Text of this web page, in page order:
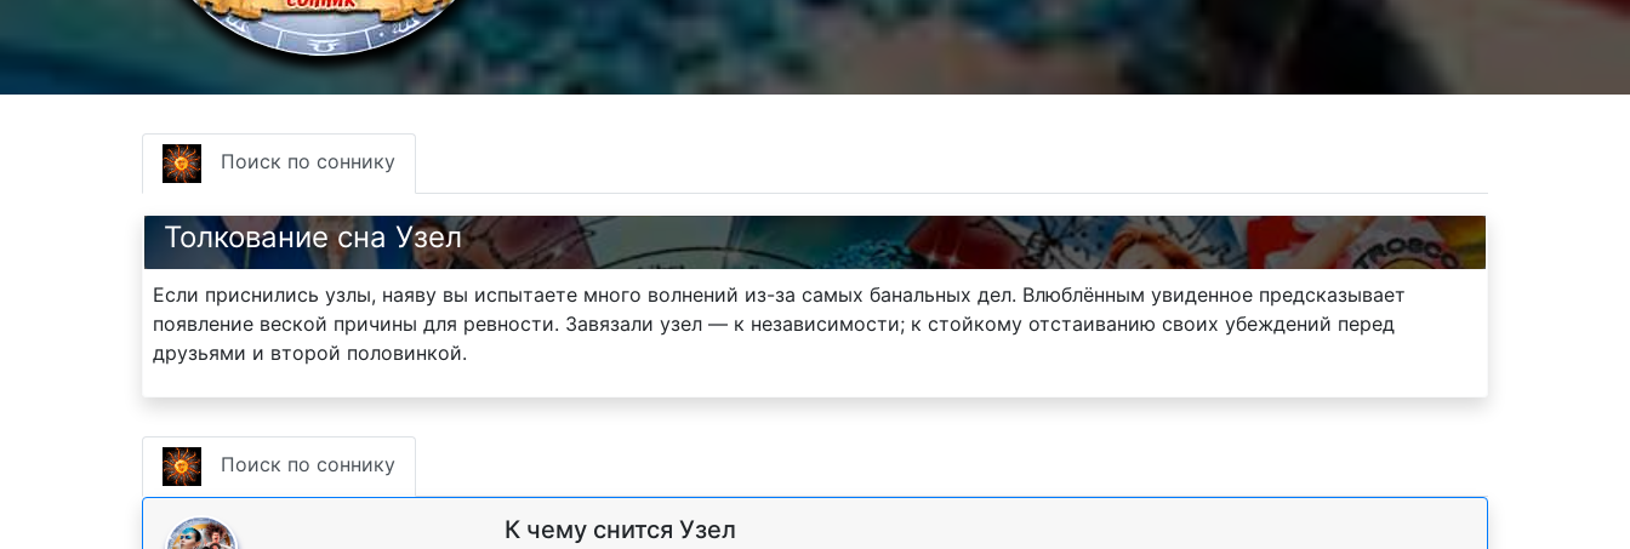
Поиск по соннику
Толкование сна Узел
Если приснились узлы, наяву вы испытаете много волнений из-за самых банальных дел. Влюблённым увиденное предсказывает
появление веской причины для ревности. Завязали узел — к независимости; к стойкому отстаиванию своих убеждений перед
друзьями и второй половинкой.
Поиск по соннику
К чему снится Узел